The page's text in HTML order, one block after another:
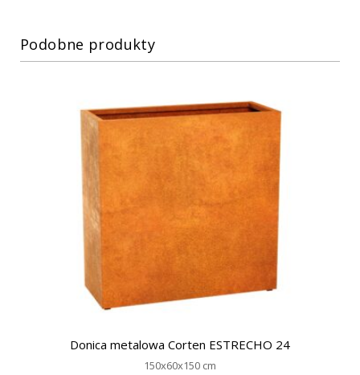
Podobne produkty
Donica metalowa Corten ESTRECHO 24
150x60x150 cm